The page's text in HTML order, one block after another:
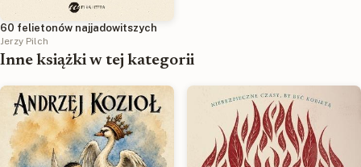
60 felietonów najjadowitszych
Jerzy Pilch
Inne książki w tej kategorii